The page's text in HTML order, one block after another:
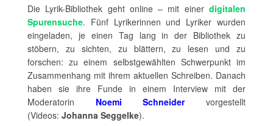
Die Lyrik-Bibliothek geht online – mit einer digitalen
Spurensuche. Fünf Lyrikerinnen und Lyriker wurden
eingeladen, je einen Tag lang in der Bibliothek zu
stöbern, zu sichten, zu blättern, zu lesen und zu
forschen: zu einem selbstgewählten Schwerpunkt im
Zusammenhang mit ihrem aktuellen Schreiben. Danach
haben sie ihre Funde in einem Interview mit der
Moderatorin Noemi Schneidervorgestellt
(Videos: Johanna Seggelke).